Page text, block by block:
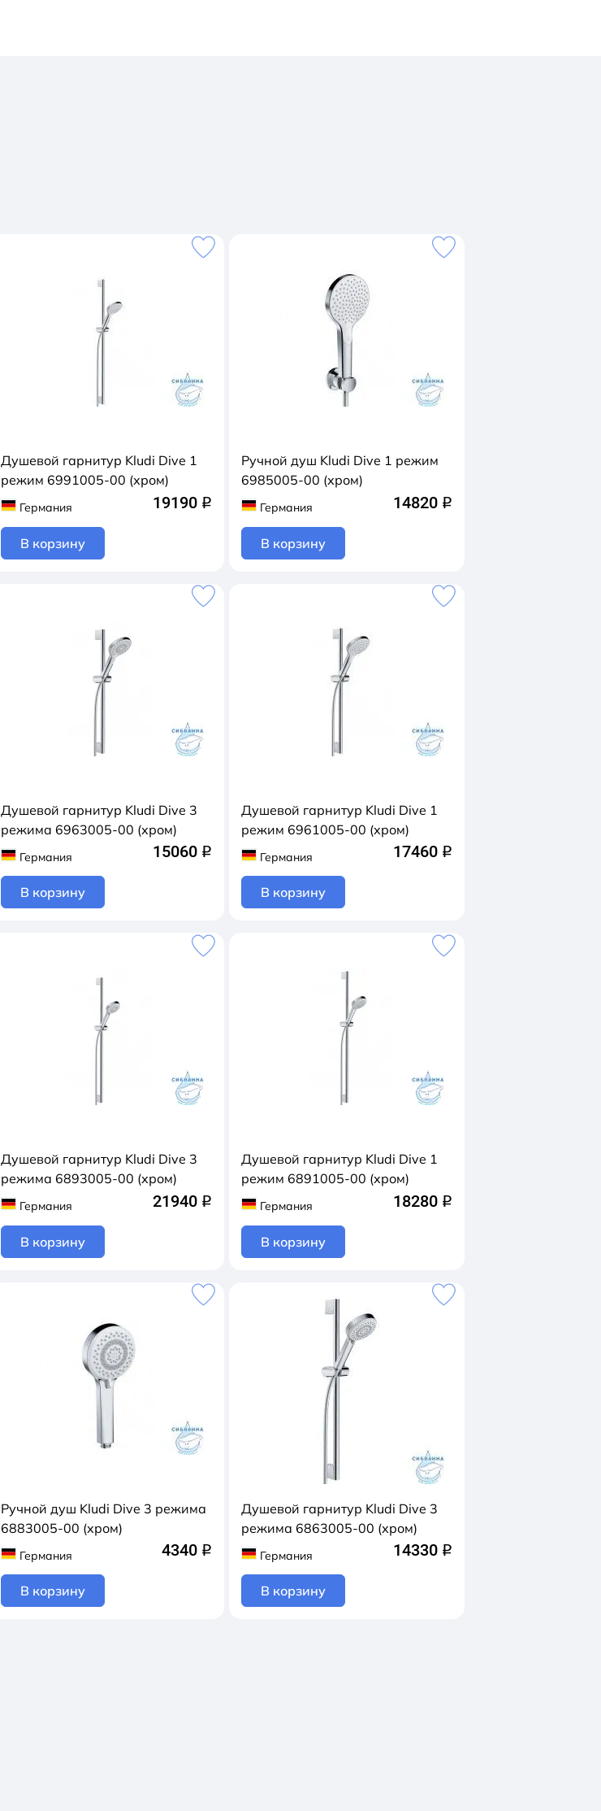
Душевой гарнитур Kludi Dive 1
режим 6991005-00 (хром)
Германия 19190 q
В корзину
Ручной душ Kludi Dive 1 режим
6985005-00 (хром)
Германия 14820 q
В корзину
Душевой гарнитур Kludi Dive 3
режимa 6963005-00 (хром)
Германия 15060 q
В корзину
Душевой гарнитур Kludi Dive 1
режим 6961005-00 (хром)
Германия 17460 q
В корзину
Душевой гарнитур Kludi Dive 3
режима 6893005-00 (хром)
Германия 21940 q
В корзину
Душевой гарнитур Kludi Dive 1
режим 6891005-00 (хром)
Германия 18280 q
В корзину
Ручной душ Kludi Dive 3 режима
6883005-00 (хром)
Германия 4340 q
В корзину
Душевой гарнитур Kludi Dive 3
режима 6863005-00 (хром)
Германия 14330 q
В корзину